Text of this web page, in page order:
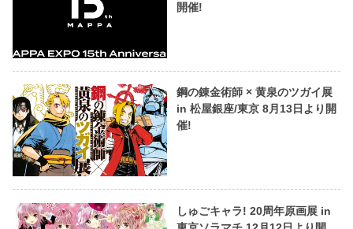
開催!
鋼の錬金術師 × 黄泉のツガイ展
in 松屋銀座/東京 8月13日より開
催!
しゅごキャラ! 20周年原画展 in